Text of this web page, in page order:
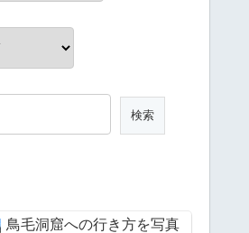
鳥毛洞窟への行き方を写真